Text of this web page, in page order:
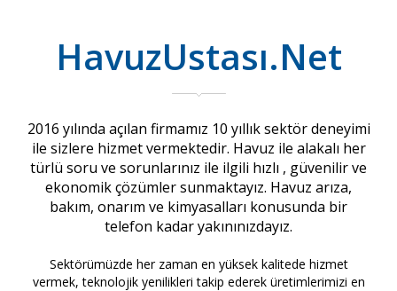
HavuzUstası.Net
2016 yılında açılan firmamız 10 yıllık sektör deneyimi
ile sizlere hizmet vermektedir. Havuz ile alakalı her
türlü soru ve sorunlarınız ile ilgili hızlı , güvenilir ve
ekonomik çözümler sunmaktayız. Havuz arıza,
bakım, onarım ve kimyasalları konusunda bir
telefon kadar yakınınızdayız.
Sektörümüzde her zaman en yüksek kalitede hizmet
vermek, teknolojik yenilikleri takip ederek üretimlerimizi en